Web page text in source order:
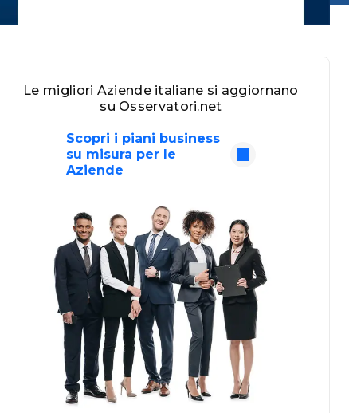
Le migliori Aziende italiane si aggiornano
su Osservatori.net
Scopri i piani business
su misura per le
Aziende